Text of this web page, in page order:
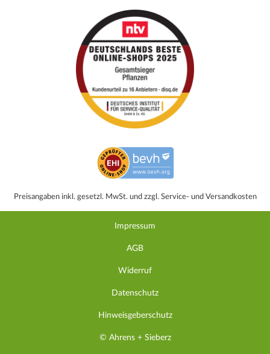
Preisangaben inkl. gesetzl. MwSt. und zzgl. Service- und Versandkosten
Impressum
AGB
Widerruf
Datenschutz
Hinweisgeberschutz
© Ahrens + Sieberz